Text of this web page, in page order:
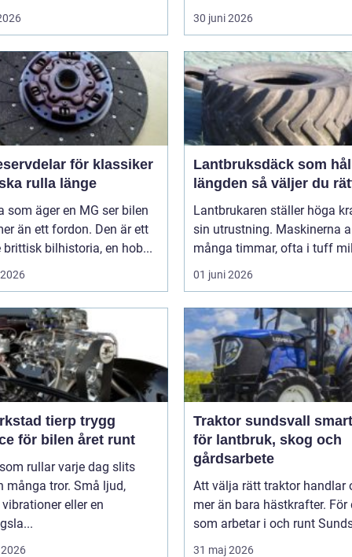
30 juni 2026
för klassiker
rulla länge
som äger en MG ser bilen
än ett fordon. Den är ett
brittisk bilhistoria, en hob...
Lantbruksdäck som
längden så väljer du
Lantbrukaren ställer höga
sin utrustning. Maskinerna
många timmar, ofta i tuff
01 juni 2026
tierp trygg
för bilen året runt
rullar varje dag slits
många tror. Små ljud,
eller en
Traktor sundsvall smarta val
för lantbruk, skog och
gårdsarbete
Att välja rätt traktor handlar
mer än bara hästkrafter. För
som arbetar i och runt
31 maj 2026